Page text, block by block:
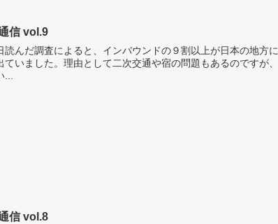
信 vol.9
んだ調査によると、インバウンドの９割以上が日本の地方
ていました。理由として二次交通や宿の問題もあるのですが
信 vol.8